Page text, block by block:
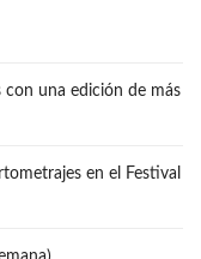
con una edición de más
en el Festival